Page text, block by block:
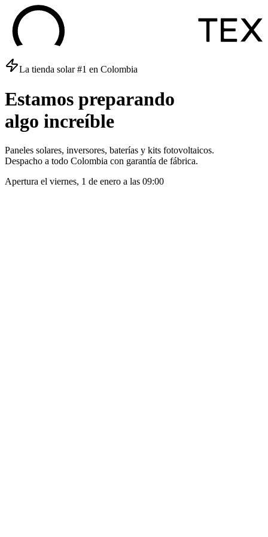
La tienda solar #1 en Colombia
Estamos preparando
algo increíble
Paneles solares, inversores, baterías y kits fotovoltaicos.
Despacho a todo Colombia con garantía de fábrica.
Apertura el viernes, 1 de enero a las 09:00